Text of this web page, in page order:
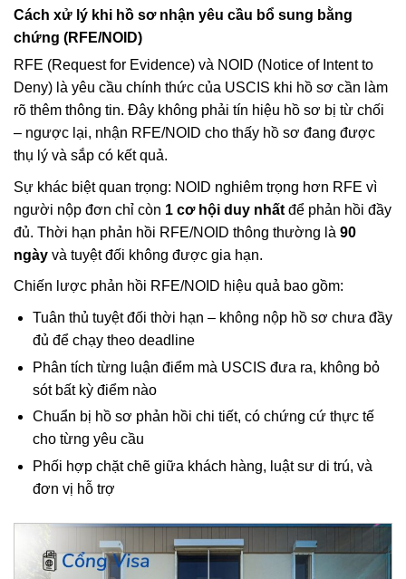
Cách xử lý khi hồ sơ nhận yêu cầu bổ sung bằng
chứng (RFE/NOID)
RFE (Request for Evidence) và NOID (Notice of Intent to
Deny) là yêu cầu chính thức của USCIS khi hồ sơ cần làm
rõ thêm thông tin. Đây không phải tín hiệu hồ sơ bị từ chối
– ngược lại, nhận RFE/NOID cho thấy hồ sơ đang được
thụ lý và sắp có kết quả.
Sự khác biệt quan trọng: NOID nghiêm trọng hơn RFE vì
người nộp đơn chỉ còn 1 cơ hội duy nhất để phản hồi đầy
đủ. Thời hạn phản hồi RFE/NOID thông thường là 90
ngày và tuyệt đối không được gia hạn.
Chiến lược phản hồi RFE/NOID hiệu quả bao gồm:
Tuân thủ tuyệt đối thời hạn – không nộp hồ sơ chưa đầy
đủ để chạy theo deadline
Phân tích từng luận điểm mà USCIS đưa ra, không bỏ
sót bất kỳ điểm nào
Chuẩn bị hồ sơ phản hồi chi tiết, có chứng cứ thực tế
cho từng yêu cầu
Phối hợp chặt chẽ giữa khách hàng, luật sư di trú, và
đơn vị hỗ trợ